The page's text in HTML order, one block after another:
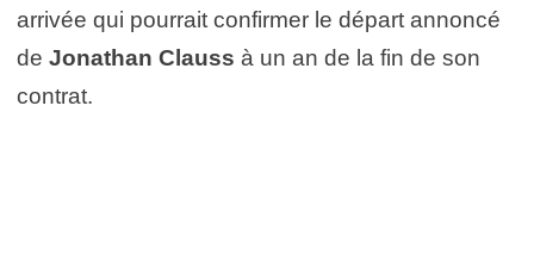
arrivée qui pourrait confirmer le départ annoncé
de Jonathan Clauss à un an de la fin de son
contrat.